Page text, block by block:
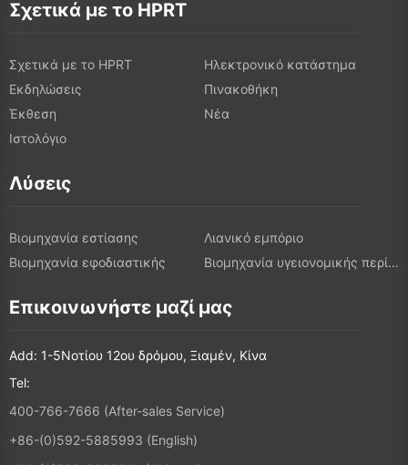
Σχετικά με το HPRT
Σχετικά με το HPRT
Ηλεκτρονικό κατάστημα
Εκδηλώσεις
Πινακοθήκη
Έκθεση
Νέα
Ιστολόγιο
Λύσεις
Βιομηχανία εστίασης
Λιανικό εμπόριο
Βιομηχανία εφοδιαστικής
Βιομηχανία υγειονομικής περίθαλψης
Επικοινωνήστε μαζί μας
Add: 1-5Νοτίου 12ου δρόμου, Ξιαμέν, Κίνα
Tel:
400-766-7666 (After-sales Service)
+86-(0)592-5885993 (English)